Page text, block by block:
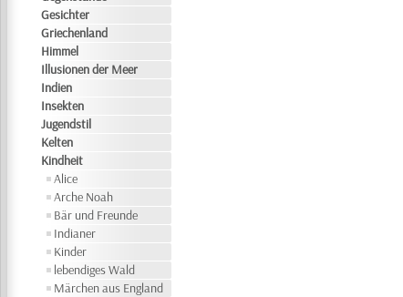
Gesichter
Griechenland
Himmel
Illusionen der Meer
Indien
Insekten
Jugendstil
Kelten
Kindheit
Alice
Arche Noah
Bär und Freunde
Indianer
Kinder
lebendiges Wald
Märchen aus England